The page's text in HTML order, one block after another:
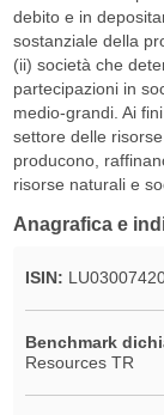
debito e in
sostanziale della
(ii) società che
partecipazioni in
medio-grandi. Ai
settore delle
producono,
risorse naturali e
Anagrafica e
ISIN:
Benchmark
Resources TR